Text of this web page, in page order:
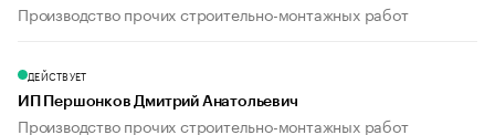
Производство прочих строительно-монтажных работ
ДЕЙСТВУЕТ
ИП Першонков Дмитрий Анатольевич
Производство прочих строительно-монтажных работ